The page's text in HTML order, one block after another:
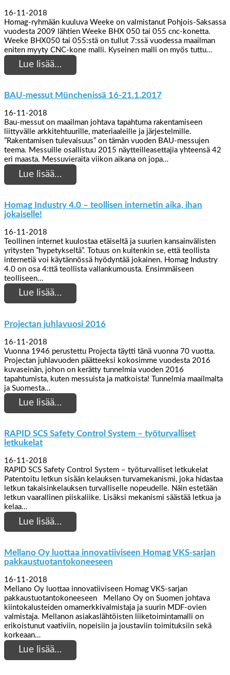
16-11-2018
Homag-ryhmään kuuluva Weeke on valmistanut Pohjois-Saksassa
vuodesta 2009 lähtien Weeke BHX 050 tai 055 cnc-konetta.
Weeke BHX050 tai 055:stä on tullut 7:ssä vuodessa maailman
eniten myyty CNC-kone malli. Kyseinen malli on myös tuttu…
Lue lisää…
BAU-messut Münchenissä 16-21.1.2017
16-11-2018
Bau-messut on maailman johtava tapahtuma rakentamiseen
liittyvälle arkkitehtuurille, materiaaleille ja järjestelmille.
”Rakentamisen tulevaisuus” on tämän vuoden BAU-messujen
teema. Messuille osallistuu 2015 näytteilleasettajia yhteensä 42
eri maasta. Messuvieraita viikon aikana on jopa…
Lue lisää…
Homag Industry 4.0 – teollisen internetin aika, ihan
jokaiselle!
16-11-2018
Teollinen internet kuulostaa etäiseltä ja suurien kansainvälisten
yritysten ”hypetykseltä”. Totuus on kuitenkin se, että teollista
internetiä voi käytännössä hyödyntää jokainen. Homag Industry
4.0 on osa 4:ttä teollista vallankumousta. Ensimmäiseen
teolliseen…
Lue lisää…
Projectan juhlavuosi 2016
16-11-2018
Vuonna 1946 perustettu Projecta täytti tänä vuonna 70 vuotta.
Projectan juhlavuoden päätteeksi kokosimme vuodesta 2016
kuvaseinän, johon on kerätty tunnelmia vuoden 2016
tapahtumista, kuten messuista ja matkoista! Tunnelmia maailmalta
ja Suomesta…
Lue lisää…
RAPID SCS Safety Control System – työturvalliset
letkukelat
16-11-2018
RAPID SCS Safety Control System – työturvalliset letkukelat
Patentoitu letkun sisään kelauksen turvamekanismi, joka hidastaa
letkun takaisinkelauksen turvalliselle nopeudelle. Näin estetään
letkun vaarallinen piiskaliike. Lisäksi mekanismi säästää letkua ja
kelaa…
Lue lisää…
Mellano Oy luottaa innovatiiviseen Homag VKS-sarjan
pakkaustuotantokoneeseen
16-11-2018
Mellano Oy luottaa innovatiiviseen Homag VKS-sarjan
pakkaustuotantokoneeseen Mellano Oy on Suomen johtava
kiintokalusteiden omamerkkivalmistaja ja suurin MDF-ovien
valmistaja. Mellanon asiakaslähtöisten liiketoimintamalli on
erikoistunut vaativiin, nopeisiin ja joustaviin toimituksiin sekä
korkeaan…
Lue lisää…